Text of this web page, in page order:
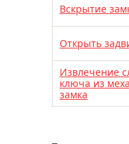
Вскрытие
Открыть
Извлечение
ключа из
замка